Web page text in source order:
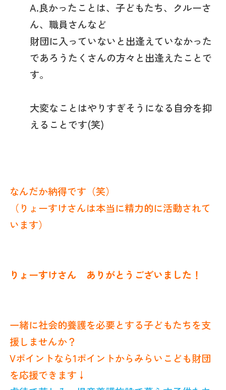
A.良かったことは、子どもたち、クルーさ
ん、職員さんなど
財団に入っていないと出逢えていなかった
であろうたくさんの方々と出逢えたことで
す。
大変なことはやりすぎそうになる自分を抑
えることです(笑)
なんだか納得です（笑）
（りょーすけさんは本当に精力的に活動されて
います）
りょーすけさん ありがとうございました！
一緒に社会的養護を必要とする子どもたちを支
援しませんか？
Vポイントなら1ポイントからみらいこども財団
を応援できます↓